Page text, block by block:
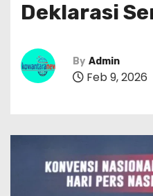
Deklarasi
By Admin
Feb 9, 2026